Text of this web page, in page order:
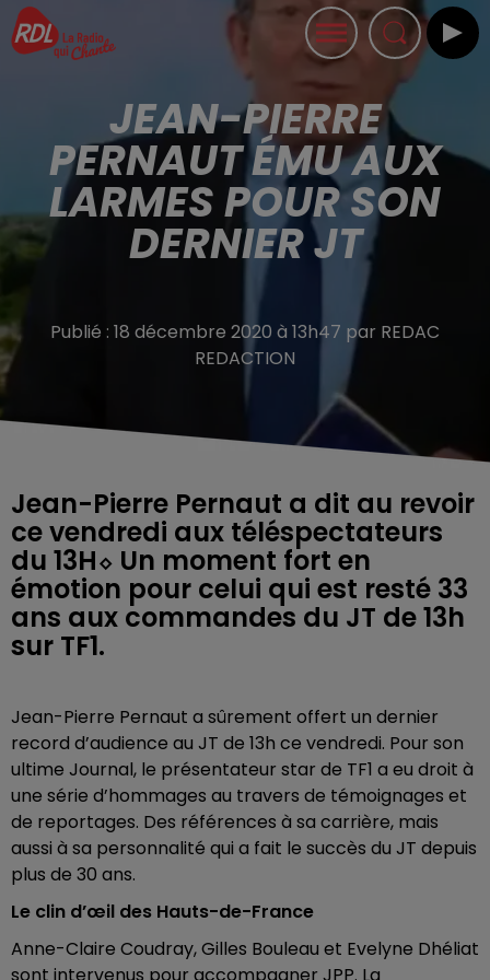
JEAN-PIERRE
PERNAUT ÉMU AUX
LARMES POUR SON
DERNIER JT
Publié : 18 décembre 2020 à 13h47 par REDAC
REDACTION
Jean-Pierre Pernaut a dit au revoir
ce vendredi aux téléspectateurs
du 13H⬦ Un moment fort en
émotion pour celui qui est resté 33
ans aux commandes du JT de 13h
sur TF1.
Jean-Pierre Pernaut a sûrement offert un dernier
record d’audience au JT de 13h ce vendredi. Pour son
ultime Journal, le présentateur star de TF1 a eu droit à
une série d’hommages au travers de témoignages et
de reportages. Des références à sa carrière, mais
aussi à sa personnalité qui a fait le succès du JT depuis
plus de 30 ans.
Le clin d’œil des Hauts-de-France
Anne-Claire Coudray, Gilles Bouleau et Evelyne Dhéliat